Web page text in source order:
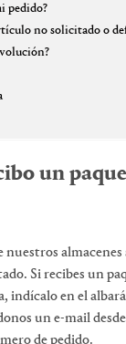
pedido?
no solicitado o
un
nuestros
Si recibes un
indícalo en el
un e-mail
de pedido.